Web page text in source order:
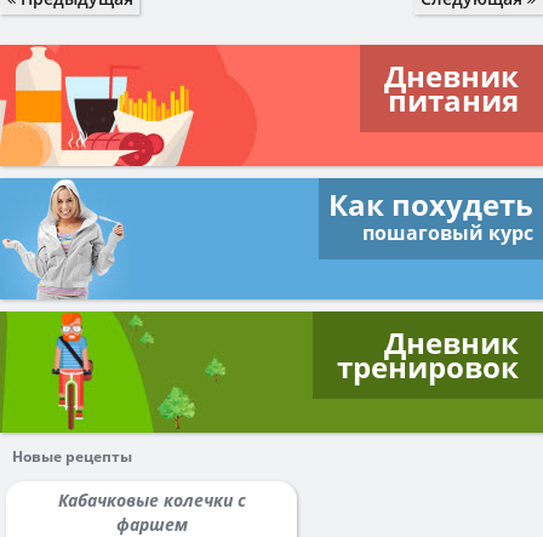
Дневник
питания
Как похудеть
пошаговый курс
Дневник
тренировок
Новые рецепты
Кабачковые колечки с
фаршем